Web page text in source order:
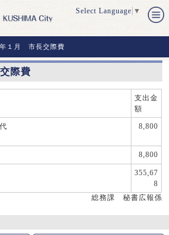
Select Language ▼
１月 市長交際費
際費
支出金
額
8,800
8,800
355,67
8
総務課 秘書広報係